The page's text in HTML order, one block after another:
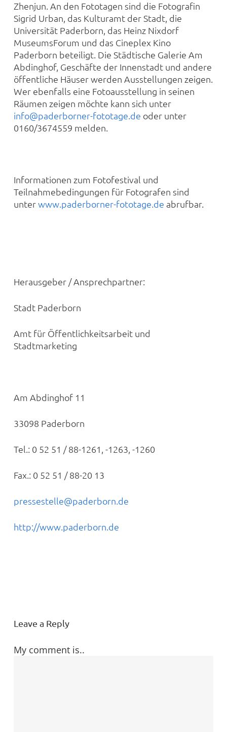
Zhenjun. An den Fototagen sind die Fotografin
Sigrid Urban, das Kulturamt der Stadt, die
Universität Paderborn, das Heinz Nixdorf
MuseumsForum und das Cineplex Kino
Paderborn beteiligt. Die Städtische Galerie Am
Abdinghof, Geschäfte der Innenstadt und andere
öffentliche Häuser werden Ausstellungen zeigen.
Wer ebenfalls eine Fotoausstellung in seinen
Räumen zeigen möchte kann sich unter
info@paderborner-fototage.de oder unter
0160/3674559 melden.
Informationen zum Fotofestival und
Teilnahmebedingungen für Fotografen sind
unterwww.paderborner-fototage.de abrufbar.
Herausgeber / Ansprechpartner:
Stadt Paderborn
Amt für Öffentlichkeitsarbeit und
Stadtmarketing
Am Abdinghof 11
33098 Paderborn
Tel.: 0 52 51 / 88-1261, -1263, -1260
Fax.: 0 52 51 / 88-20 13
pressestelle@paderborn.de
http://www.paderborn.de
Leave a Reply
My comment is..